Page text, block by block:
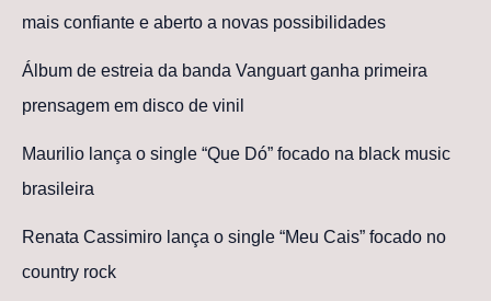
mais confiante e aberto a novas possibilidades
Álbum de estreia da banda Vanguart ganha primeira
prensagem em disco de vinil
Maurilio lança o single “Que Dó” focado na black music
brasileira
Renata Cassimiro lança o single “Meu Cais” focado no
country rock